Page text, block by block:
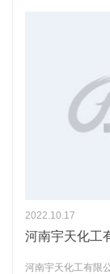
2022.10.17
河南宇天化工
河南宇天化工有限